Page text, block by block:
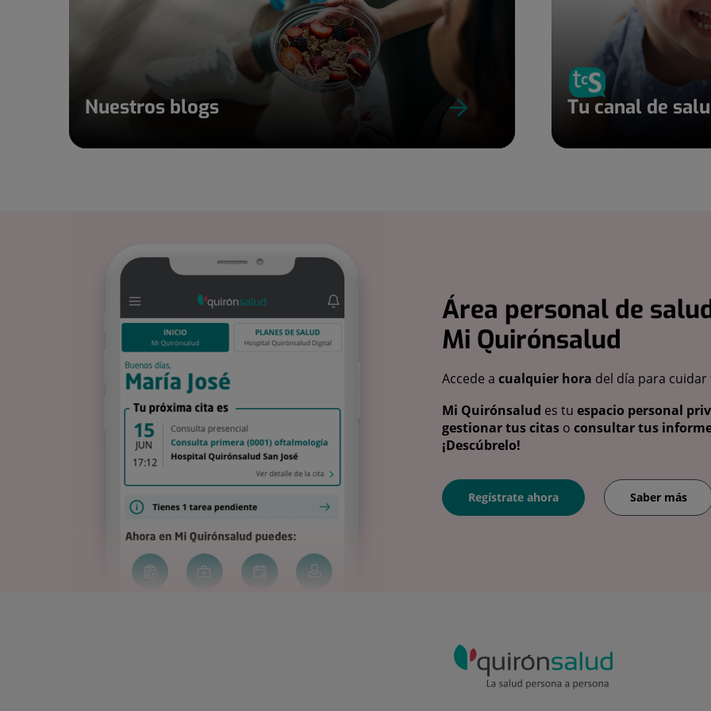
Nuestros blogs Tu canal de
Área personal de
Mi Quirónsalud
Accede a cualquier hora del día para cuidar
Mi Quirónsalud es tu espacio personal
gestionar tus citas o consultar tus
¡Descúbrelo!
Regístrate ahora Saber más